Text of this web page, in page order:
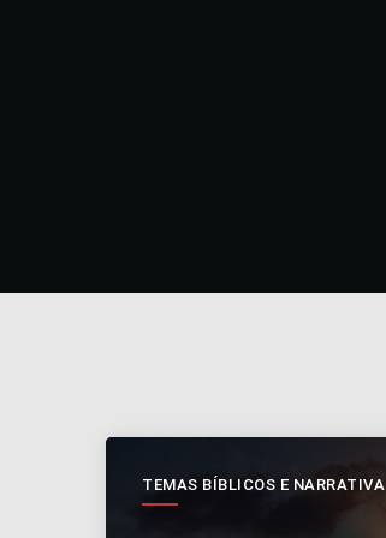
TEMAS BÍBLICOS E NARRATIVA